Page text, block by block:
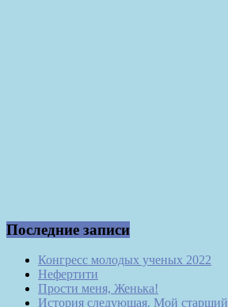
Последние записи
Конгресс молодых ученых 2022
Нефертити
Прости меня, Женька!
История следующая. Мой